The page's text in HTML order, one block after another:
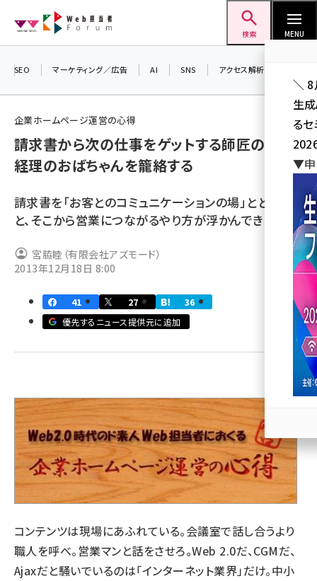
ン
検索 MENU
seo (3526)
youtube (2434)
セミナー (2307)
meo (1275)
SEO マーケティング／広告 AI SNS アクセス解析／データ分析
企業ホームページ運営の心得
請求書から次の仕事をゲットする師匠の教え。
経理のおばちゃんを籠絡する
請求書を「お客とのコミュニケーションの場」ととらえる
と、そこから営業につながるやり方が浮かんできます。
宮脇睦（有限会社アズモード）
2013年12月18日 8:00
41 27
36
優先するニュース提供元に追加
コンテンツは現場にあふれている。会議室で話し合うより
職人を呼べ。営業マンと話をさせろ。Web 2.0だ、CGMだ、
Ajaxだと騒いでいるのは「インターネット業界」だけ。中小
＼ 8
生
る
▼申